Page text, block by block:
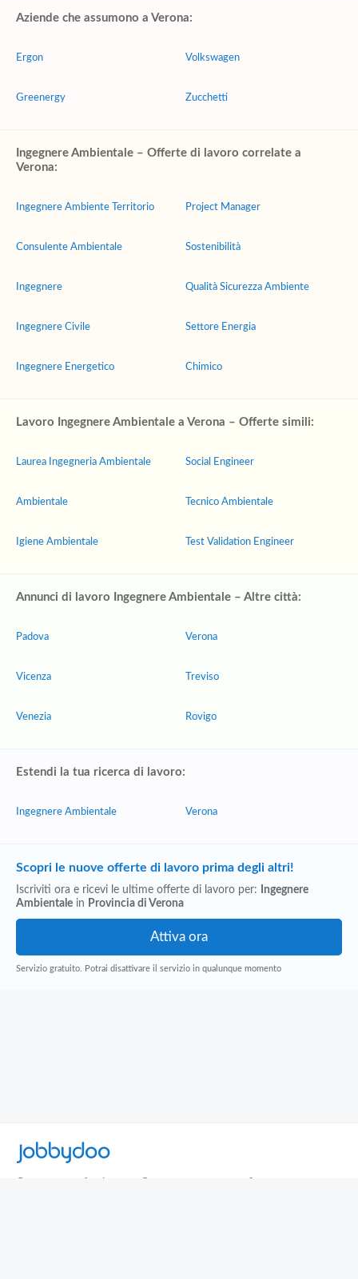
Aziende che assumono a Verona:
Ergon
Greenergy
Volkswagen
Zucchetti
Ingegnere Ambientale – Offerte di lavoro correlate a
Verona:
Ingegnere Ambiente Territorio
Consulente Ambientale
Ingegnere
Ingegnere Civile
Ingegnere Energetico
Project Manager
Sostenibilità
Qualità Sicurezza Ambiente
Settore Energia
Chimico
Lavoro Ingegnere Ambientale a Verona – Offerte simili:
Laurea Ingegneria Ambientale
Ambientale
Igiene Ambientale
Social Engineer
Tecnico Ambientale
Test Validation Engineer
Annunci di lavoro Ingegnere Ambientale – Altre città:
Padova
Vicenza
Venezia
Verona
Treviso
Rovigo
Estendi la tua ricerca di lavoro:
Ingegnere Ambientale Verona
Scopri le nuove offerte di lavoro prima degli altri!
Iscriviti ora e ricevi le ultime offerte di lavoro per:
Ingegnere
Ambientale in Provincia di Verona
Servizio gratuito. Potrai disattivare il servizio in qualunque momento
Jobbydoo